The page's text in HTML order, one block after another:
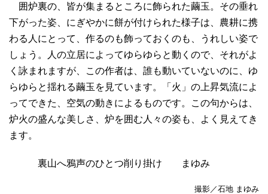
囲炉裏の、皆が集まるところに飾られた繭玉。その垂れ
下がった姿、にぎやかに餅が付けられた様子は、農耕に携
わる人にとって、作るのも飾っておくのも、うれしい姿で
しょう。人の立居によってゆらゆらと動くので、それがよ
く詠まれますが、この作者は、誰も動いていないのに、ゆ
らゆらと揺れる繭玉を見ています。「火」の上昇気流によ
ってできた、空気の動きによるものです。この句からは、
炉火の盛んな美しさ、炉を囲む人々の姿も、よく見えてき
ます。
裏山へ鴉声のひとつ削り掛け まゆみ
撮影／石地 まゆみ